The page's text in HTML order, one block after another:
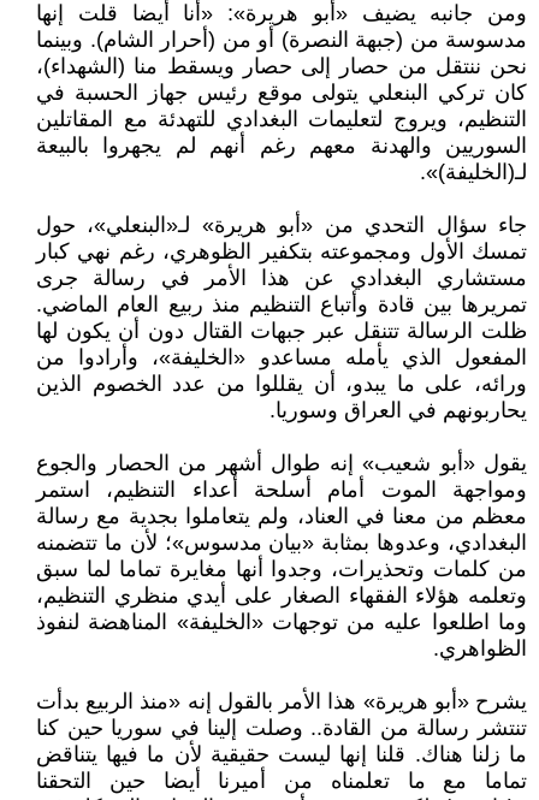
ومن جانبه يضيف «أبو هريرة»: «أنا أيضا قلت إنها
مدسوسة من (جبهة النصرة) أو من (أحرار الشام). وبينما
نحن ننتقل من حصار إلى حصار ويسقط منا (الشهداء)،
كان تركي البنعلي يتولى موقع رئيس جهاز الحسبة في
التنظيم، ويروج لتعليمات البغدادي للتهدئة مع المقاتلين
السوريين والهدنة معهم رغم أنهم لم يجهروا بالبيعة
لـ(الخليفة)».
جاء سؤال التحدي من «أبو هريرة» لـ«البنعلي»، حول
تمسك الأول ومجموعته بتكفير الظوهري، رغم نهي كبار
مستشاري البغدادي عن هذا الأمر في رسالة جرى
تمريرها بين قادة وأتباع التنظيم منذ ربيع العام الماضي.
ظلت الرسالة تتنقل عبر جبهات القتال دون أن يكون لها
المفعول الذي يأمله مساعدو «الخليفة»، وأرادوا من
ورائه، على ما يبدو، أن يقللوا من عدد الخصوم الذين
يحاربونهم في العراق وسوريا.
يقول «أبو شعيب» إنه طوال أشهر من الحصار والجوع
ومواجهة الموت أمام أسلحة أعداء التنظيم، استمر
معظم من معنا في العناد، ولم يتعاملوا بجدية مع رسالة
البغدادي، وعدوها بمثابة «بيان مدسوس»؛ لأن ما تتضمنه
من كلمات وتحذيرات، وجدوا أنها مغايرة تماما لما سبق
وتعلمه هؤلاء الفقهاء الصغار على أيدي منظري التنظيم،
وما اطلعوا عليه من توجهات «الخليفة» المناهضة لنفوذ
الظواهري.
يشرح «أبو هريرة» هذا الأمر بالقول إنه «منذ الربيع بدأت
تنتشر رسالة من القادة.. وصلت إلينا في سوريا حين كنا
ما زلنا هناك. قلنا إنها ليست حقيقية لأن ما فيها يتناقض
تماما مع ما تعلمناه من أميرنا أيضا حين التحقنا